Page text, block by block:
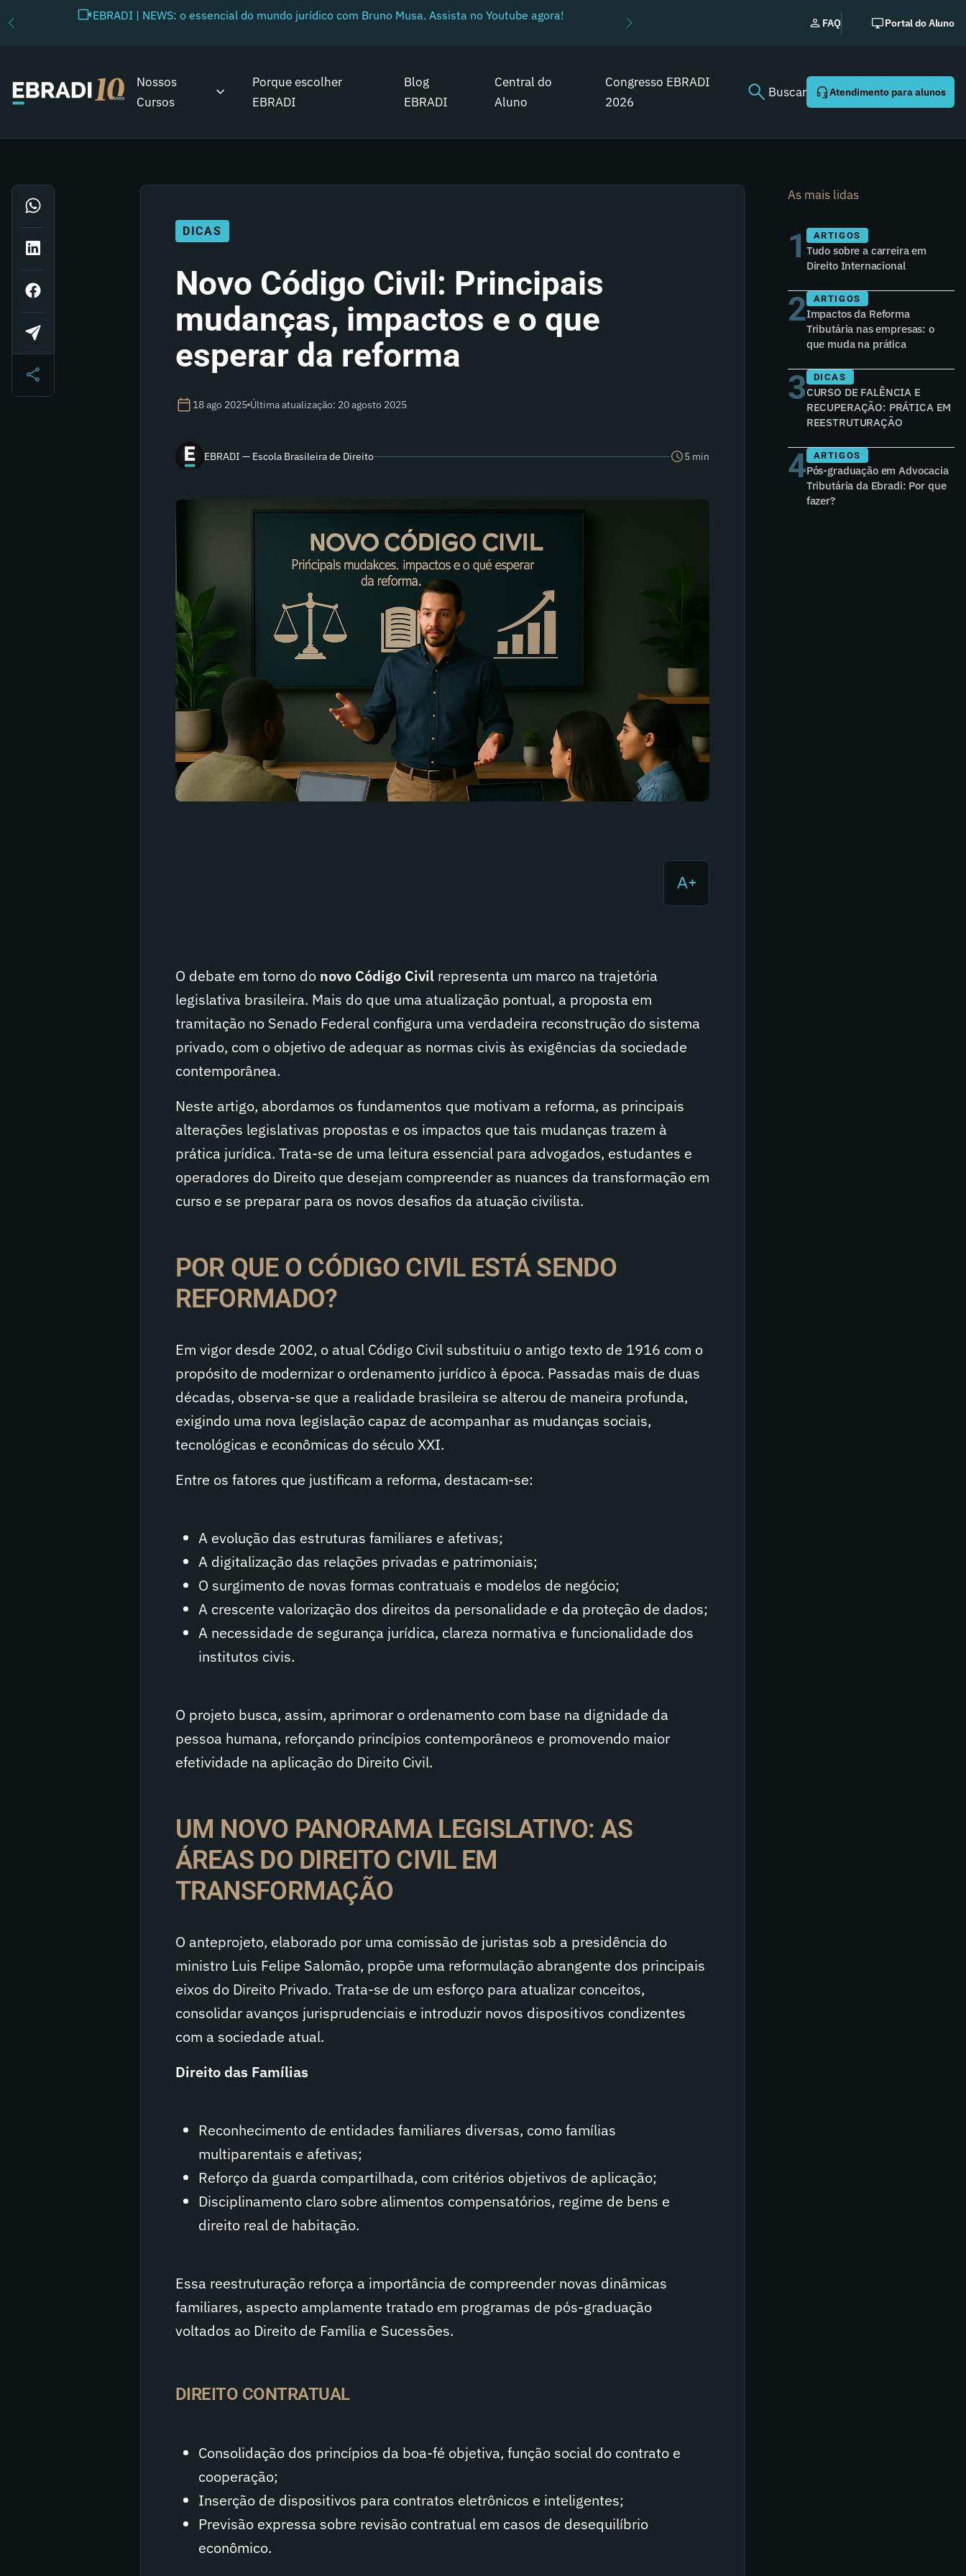
EBRADI | NEWS: o essencial do mundo jurídico com Bruno Musa. Assista no Youtube agora!
FAQ Portal do Aluno
Nossos
Cursos
Porque escolher
EBRADI
Blog
EBRADI
Central do
Aluno
Congresso EBRADI
2026
Buscar Atendimento para alunos
DICAS
Novo Código Civil: Principais
mudanças, impactos e o que
esperar da reforma
18 ago 2025 Última atualização: 20 agosto 2025
EBRADI — Escola Brasileira de Direito 5 min
O debate em torno do novo Código Civilrepresenta um marco na trajetória
legislativa brasileira. Mais do que uma atualização pontual, a proposta em
tramitação no Senado Federal configura uma verdadeira reconstrução do sistema
privado, com o objetivo de adequar as normas civis às exigências da sociedade
contemporânea.
Neste artigo, abordamos os fundamentos que motivam a reforma, as principais
alterações legislativas propostas e os impactos que tais mudanças trazem à
prática jurídica. Trata-se de uma leitura essencial para advogados, estudantes e
operadores do Direito que desejam compreender as nuances da transformação em
curso e se preparar para os novos desafios da atuação civilista.
POR QUE O CÓDIGO CIVIL ESTÁ SENDO
REFORMADO?
Em vigor desde 2002, o atual Código Civil substituiu o antigo texto de 1916 com o
propósito de modernizar o ordenamento jurídico à época. Passadas mais de duas
décadas, observa-se que a realidade brasileira se alterou de maneira profunda,
exigindo uma nova legislação capaz de acompanhar as mudanças sociais,
tecnológicas e econômicas do século XXI.
Entre os fatores que justificam a reforma, destacam-se:
A evolução das estruturas familiares e afetivas;
A digitalização das relações privadas e patrimoniais;
O surgimento de novas formas contratuais e modelos de negócio;
A crescente valorização dos direitos da personalidade e da proteção de dados;
A necessidade de segurança jurídica, clareza normativa e funcionalidade dos
institutos civis.
O projeto busca, assim, aprimorar o ordenamento com base na dignidade da
pessoa humana, reforçando princípios contemporâneos e promovendo maior
efetividade na aplicação do Direito Civil.
UM NOVO PANORAMA LEGISLATIVO: AS
ÁREAS DO DIREITO CIVIL EM
TRANSFORMAÇÃO
O anteprojeto, elaborado por uma comissão de juristas sob a presidência do
ministro Luis Felipe Salomão, propõe uma reformulação abrangente dos principais
eixos do Direito Privado. Trata-se de um esforço para atualizar conceitos,
consolidar avanços jurisprudenciais e introduzir novos dispositivos condizentes
com a sociedade atual.
Direito das Famílias
Reconhecimento de entidades familiares diversas, como famílias
multiparentais e afetivas;
Reforço da guarda compartilhada, com critérios objetivos de aplicação;
Disciplinamento claro sobre alimentos compensatórios, regime de bens e
direito real de habitação.
Essa reestruturação reforça a importância de compreender novas dinâmicas
familiares, aspecto amplamente tratado em programas de pós-graduação
voltados ao Direito de Família e Sucessões.
DIREITO CONTRATUAL
Consolidação dos princípios da boa-fé objetiva, função social do contrato e
cooperação;
Inserção de dispositivos para contratos eletrônicos e inteligentes;
Previsão expressa sobre revisão contratual em casos de desequilíbrio
econômico.
As mais lidas
1 ARTIGOS
Tudo sobre a carreira em
Direito Internacional
2 ARTIGOS
Impactos da Reforma
Tributária nas empresas: o
que muda na prática
3 DICAS
CURSO DE FALÊNCIA E
RECUPERAÇÃO: PRÁTICA EM
REESTRUTURAÇÃO
4 ARTIGOS
Pós-graduação em Advocacia
Tributária da Ebradi: Por que
fazer?